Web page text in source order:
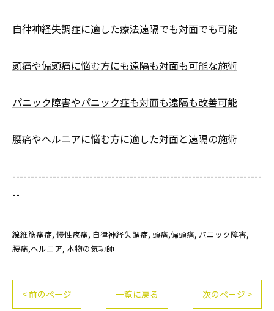
自律神経失調症に適した療法遠隔でも対面でも可能
頭痛や偏頭痛に悩む方にも遠隔も対面も可能な施術
パニック障害やパニック症も対面も遠隔も改善可能
腰痛やヘルニアに悩む方に適した対面と遠隔の施術
--------------------------------------------------------------------
--
線維筋痛症 慢性疼痛 自律神経失調症 頭痛,偏頭痛 パニック障害
腰痛,ヘルニア 本物の気功師
< 前のページ 一覧に戻る 次のページ >